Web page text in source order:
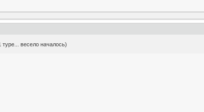
весело началось)